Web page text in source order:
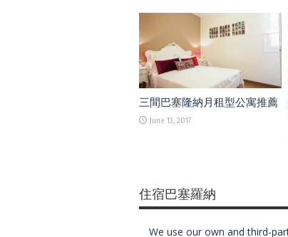
三間巴塞隆納月租型公寓推薦
June 13, 2017
住宿巴塞羅納